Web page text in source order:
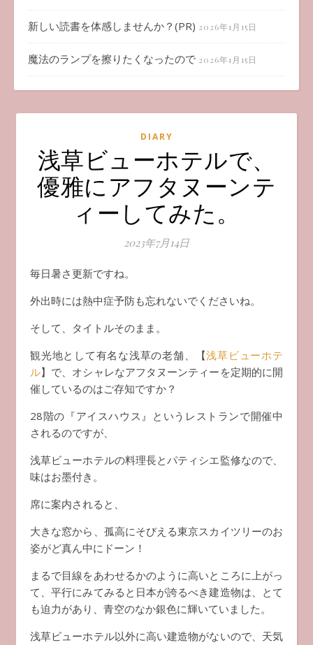
新しい読書を体感しませんか？(PR) 2026年1月15日
魔法のランプを擦りたくなったので 2026年1月15日
DIARY
浅草ビューホテルで、
優雅にアフタヌーンテ
ィーしてみた。
2023年7月14日
毎日暑さ更新ですね。
外出時には熱中症予防も忘れないでくださいね。
そして、タイトルそのまま。
観光地として有名な浅草の老舗、【浅草ビューホテ
ル】で、オシャレなアフタヌーンティーを定期的に開
催しているのはご存知ですか？
28階の『アイスハウス』というレストランで開催中
されるのですが、
浅草ビューホテルの料理長とパティシエ監修なので、
味はお墨付き。
席に案内されると、
大きな窓から、孤高にそびえる東京スカイツリーのお
姿がど真ん中にドーン！
まるで目線をあわせるかのように高いところに上がっ
て、平行にみてみると日本が誇るべき建造物は、とて
も迫力があり、青空のなか銀色に輝いていました。
浅草ビューホテル以外に高い建造物がないので、天気